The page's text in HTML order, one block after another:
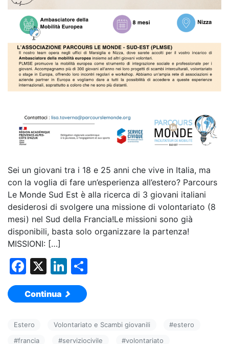
Sei un giovani tra i 18 e 25 anni che vive in Italia, ma
con la voglia di fare un’esperienza all’estero? Parcours
Le Monde Sud Est è alla ricerca di 3 giovani italiani
desiderosi di svolgere una missione di volontariato (8
mesi) nel Sud della Francia!Le missioni sono già
disponibili, basta solo organizzare la partenza!
MISSIONI: […]
F
a
c
b
X
Li
n
k
dI vi
Continua
Estero Volontariato e Scambi giovanili #estero
#francia #serviziocivile #volontariato